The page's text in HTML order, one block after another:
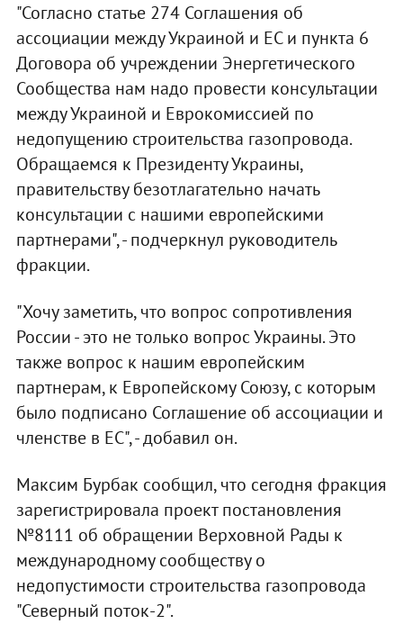
"Согласно статье 274 Соглашения об
ассоциации между Украиной и ЕС и пункта 6
Договора об учреждении Энергетического
Сообщества нам надо провести консультации
между Украиной и Еврокомиссией по
недопущению строительства газопровода.
Обращаемся к Президенту Украины,
правительству безотлагательно начать
консультации с нашими европейскими
партнерами", - подчеркнул руководитель
фракции.
"Хочу заметить, что вопрос сопротивления
России - это не только вопрос Украины. Это
также вопрос к нашим европейским
партнерам, к Европейскому Союзу, с которым
было подписано Соглашение об ассоциации и
членстве в ЕС", - добавил он.
Максим Бурбак сообщил, что сегодня фракция
зарегистрировала проект постановления
№8111 об обращении Верховной Рады к
международному сообществу о
недопустимости строительства газопровода
"Северный поток-2".